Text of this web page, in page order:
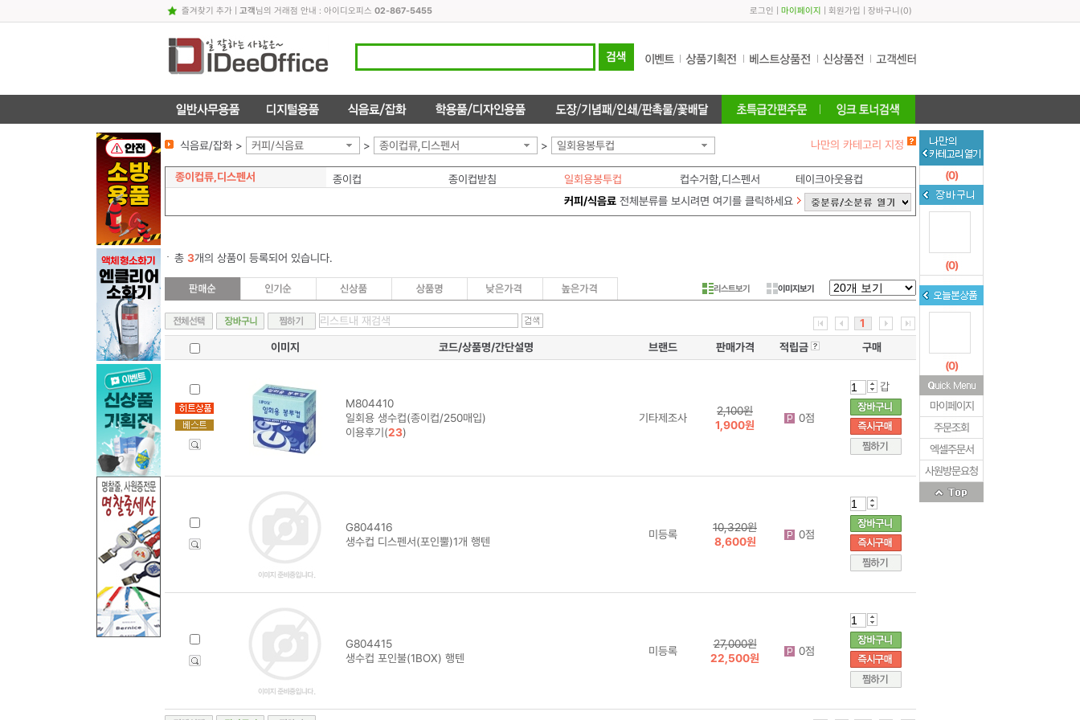
즐겨찾기 추가| 고객님의 거래점 안내 : 아이디오피스 02-867-5455 로그인 마이페이지 회원가입 장바구니 (0)
식음료/잡화 > 커피/식음료 > 종이컵류,디스펜서 > 일회용봉투컵 나만의 카테고리 지정
종이컵류,디스펜서 종이컵 종이컵받침 일회용봉투컵 컵수거함,디스펜서
테이크아웃용컵
커피/식음료전체분류를 보시려면 여기를 클릭하세요
총 3개의 상품이 등록되어 있습니다.
리스트보기 이미지보기
1
이미지
코드/상품명/간단설명 브랜드 판매가격 적립금 구매
M804410
일회용 생수컵(종이컵/250매입)
이용후기(23)
기타제조사
2,100원
1,900원
0점
갑
G804416
생수컵 디스펜서(포인뿔)1개 행텐
미등록
10,320원
8,600원
0점
G804415
생수컵 포인불(1BOX) 행텐
미등록
27,000원
22,500원
0점
(0)
(0)
(0)
마이페이지
주문조회
엑셀주문서
사원방문요청